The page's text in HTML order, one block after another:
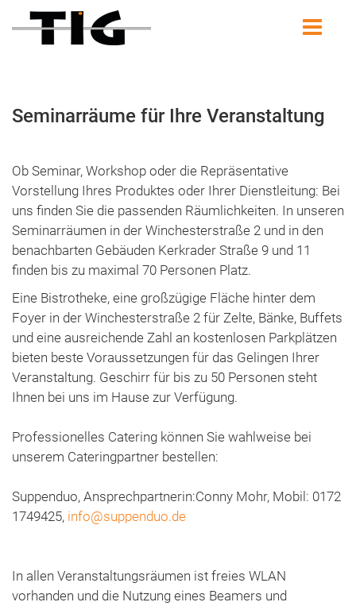
Seminarräume für Ihre Veranstaltung
Ob Seminar, Workshop oder die Repräsentative
Vorstellung Ihres Produktes oder Ihrer Dienstleitung: Bei
uns finden Sie die passenden Räumlichkeiten. In unseren
Seminarräumen in der Winchesterstraße 2 und in den
benachbarten Gebäuden Kerkrader Straße 9 und 11
finden bis zu maximal 70 Personen Platz.
Eine Bistrotheke, eine großzügige Fläche hinter dem
Foyer in der Winchesterstraße 2 für Zelte, Bänke, Buffets
und eine ausreichende Zahl an kostenlosen Parkplätzen
bieten beste Voraussetzungen für das Gelingen Ihrer
Veranstaltung. Geschirr für bis zu 50 Personen steht
Ihnen bei uns im Hause zur Verfügung.
Professionelles Catering können Sie wahlweise bei
unserem Cateringpartner bestellen:
Suppenduo, Ansprechpartnerin:Conny Mohr, Mobil: 0172
1749425, info@suppenduo.de
In allen Veranstaltungsräumen ist freies WLAN
vorhanden und die Nutzung eines Beamers und